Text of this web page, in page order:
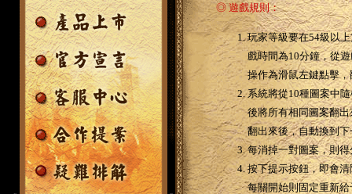
◎ 遊戲規則：
玩家等級要在54級以
戲時間為10分鐘，從
操作為滑鼠左鍵點擊
系統將從10種圖案中
後將所有相同圖案翻
翻出來後，自動換到
每消掉一對圖案，則
按下提示按鈕，即會
每關開始則固定重新